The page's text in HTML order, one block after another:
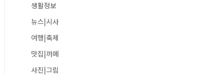
생활정보
뉴스|시사
여행|축제
맛집|까페
사진|그림